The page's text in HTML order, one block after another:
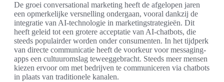
De groei conversational marketing heeft de afgelopen jaren
een opmerkelijke versnelling ondergaan, vooral dankzij de
integratie van AI-technologie in marketingstrategieën. Dit
heeft geleid tot een grotere acceptatie van AI-chatbots, die
steeds populairder worden onder consumenten. In het tijdperk
van directe communicatie heeft de voorkeur voor messaging-
apps een cultuuromslag teweeggebracht. Steeds meer mensen
kiezen ervoor om met bedrijven te communiceren via chatbots
in plaats van traditionele kanalen.